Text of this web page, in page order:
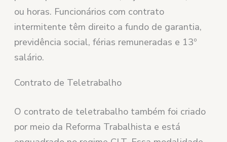
ou horas. Funcionários com contrato
intermitente têm direito a fundo de garantia,
previdência social, férias remuneradas e 13º
salário.
Contrato de Teletrabalho
O contrato de teletrabalho também foi criado
por meio da Reforma Trabalhista e está